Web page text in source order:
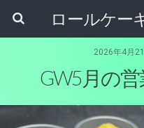
2026年4月
GW5月の